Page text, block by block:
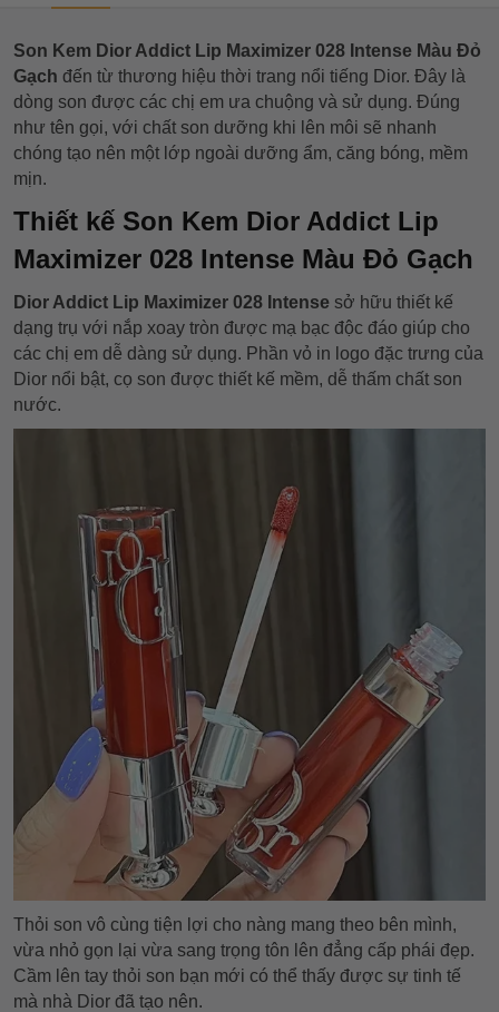
Son Kem Dior Addict Lip Maximizer 028 Intense Màu Đỏ
Gạch đến từ thương hiệu thời trang nổi tiếng Dior. Đây là
dòng son được các chị em ưa chuộng và sử dụng. Đúng
như tên gọi, với chất son dưỡng khi lên môi sẽ nhanh
chóng tạo nên một lớp ngoài dưỡng ẩm, căng bóng, mềm
mịn.
Thiết kế Son Kem Dior Addict Lip
Maximizer 028 Intense Màu Đỏ Gạch
Dior Addict Lip Maximizer 028 Intense sở hữu thiết kế
dạng trụ với nắp xoay tròn được mạ bạc độc đáo giúp cho
các chị em dễ dàng sử dụng. Phần vỏ in logo đặc trưng của
Dior nổi bật, cọ son được thiết kế mềm, dễ thấm chất son
nước.
Thỏi son vô cùng tiện lợi cho nàng mang theo bên mình,
vừa nhỏ gọn lại vừa sang trọng tôn lên đẳng cấp phái đẹp.
Cầm lên tay thỏi son bạn mới có thể thấy được sự tinh tế
mà nhà Dior đã tạo nên.